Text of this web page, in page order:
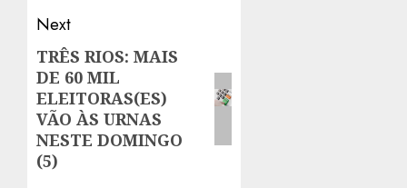
Next
Next
post:
TRÊS RIOS: MAIS
DE 60 MIL
ELEITORAS(ES)
VÃO ÀS URNAS
NESTE DOMINGO
(5)